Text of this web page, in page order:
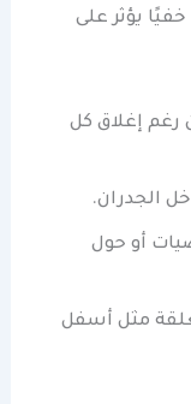
يؤثر على
رغم إغلاق كل
الجدران.
أو حول
مثل أسفل